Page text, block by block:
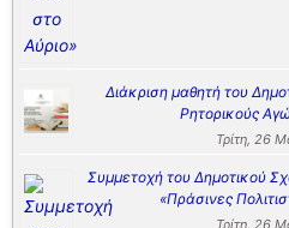
Διάκριση μαθητή του
Ρητορικούς
Τρίτη, 26
Συμμετοχή του Δημοτικού
«Πράσινες
Τρίτη, 26